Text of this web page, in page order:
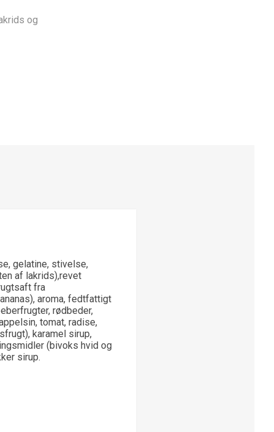
og
gelatine, stivelse,
af lakrids),revet
fra
aroma, fedtfattigt
rødbeder,
tomat, radise,
karamel sirup,
(bivoks hvid og
sirup.